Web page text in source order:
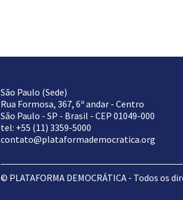
São Paulo (Sede)
Rua Formosa, 367, 6º andar - Centro
São Paulo - SP - Brasil - CEP 01049-000
tel: +55 (11) 3359-5000
contato@plataformademocratica.org
© PLATAFORMA DEMOCRÁTICA - Todos os